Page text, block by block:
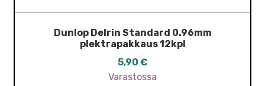
Dunlop Delrin Standard 0.96mm
plektrapakkaus 12kpl
5,90 €
Varastossa